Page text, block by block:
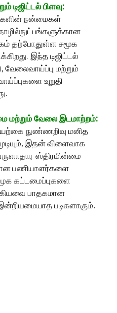
டிஜிட்டல் பிளவு:
நன்மைகள்
தற்போதுள்ள சமூக
இந்த டிஜிட்டல்
வேலைவாய்ப்பு மற்றும்
உறுதி
மற்றும் வேலை இடமாற்றம்:
நுண்ணறிவு மனித
இதன் விளைவாக
ஸ்திரமின்மை
பணியாளர்களை
கட்டமைப்புகளை
பாதகமான
படிகளாகும்.